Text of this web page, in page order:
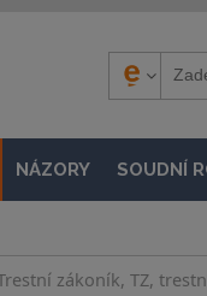
NÁZORY SOUDNÍ